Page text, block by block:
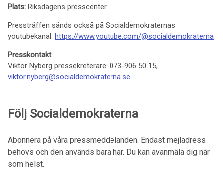
Plats: Riksdagens presscenter.
Pressträffen sänds också på Socialdemokraternas
youtubekanal: https://www.youtube.com/@socialdemokraterna
Presskontakt:
Viktor Nyberg pressekreterare: 073-906 50 15,
viktor.nyberg@socialdemokraterna.se
Följ Socialdemokraterna
Abonnera på våra pressmeddelanden. Endast mejladress
behövs och den används bara här. Du kan avanmäla dig när
som helst.